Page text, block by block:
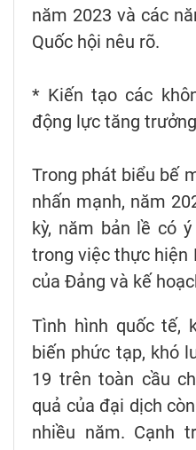
năm 2023 và các
Quốc hội nêu rõ.
* Kiến tạo các
động lực tăng
Trong phát biểu bế
nhấn mạnh, năm
kỳ, năm bản lề có
trong việc thực hiện
của Đảng và kế
Tình hình quốc tế,
biến phức tạp, khó
19 trên toàn cầu
quả của đại dịch
nhiều năm. Cạnh